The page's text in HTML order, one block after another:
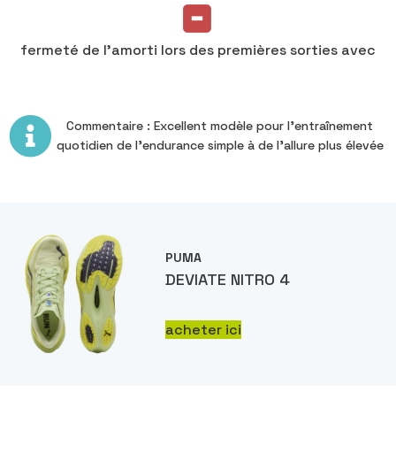
fermeté de l’amorti lors des premières sorties avec
Commentaire : Excellent modèle pour l’entraînement
quotidien de l’endurance simple à de l’allure plus élevée
PUMA
DEVIATE NITRO 4
acheter ici